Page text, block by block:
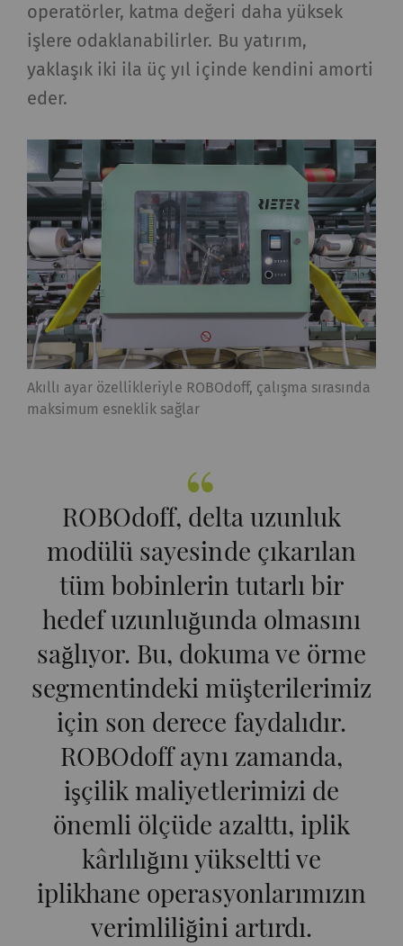
operatörler, katma değeri daha yüksek
işlere odaklanabilirler. Bu yatırım,
yaklaşık iki ila üç yıl içinde kendini amorti
eder.
Akıllı ayar özellikleriyle ROBOdoff, çalışma sırasında
maksimum esneklik sağlar
ROBOdoff, delta uzunluk
modülü sayesinde çıkarılan
tüm bobinlerin tutarlı bir
hedef uzunluğunda olmasını
sağlıyor. Bu, dokuma ve örme
segmentindeki müşterilerimiz
için son derece faydalıdır.
ROBOdoff aynı zamanda,
işçilik maliyetlerimizi de
önemli ölçüde azalttı, iplik
kârlılığını yükseltti ve
iplikhane operasyonlarımızın
verimliliğini artırdı.
kullanılır.
_gat_XXX
Google Analytics Oturum
per
HTTP
kaydeder. Web sitesinde
analizine olanak
sağlayan istatistiksel
verileri oluşturmak için
kullanılır.
_ga_XXX
Eşsiz bir kimlik
kaydeder. Web sitesinde
kullanıcı davranışının
analizine olanak
sağlayan istatistiksel
2 yıl HTTP
Harici
Dış içerik: Belirli işlevlerin amacı diğer web
sitelerinde (YouTube, Google Haritalar)
yayınlanan içerik veya teklifleri (örn. videolar,
kartlar) web sitemizde de görüntülemek ve
çoğaltmaktır.
Ad ve
soyadı
Amaç Süre Tip
YouTube
Sayfalarımıza video
yerleştirmek için
YouTube kullanımına
izin verir. YouTube'un
otomatik olarak
çerezleri ayarlayıp
verileri aktaracağını
lütfen unutmayın Bu
seçeneği
1 yıl